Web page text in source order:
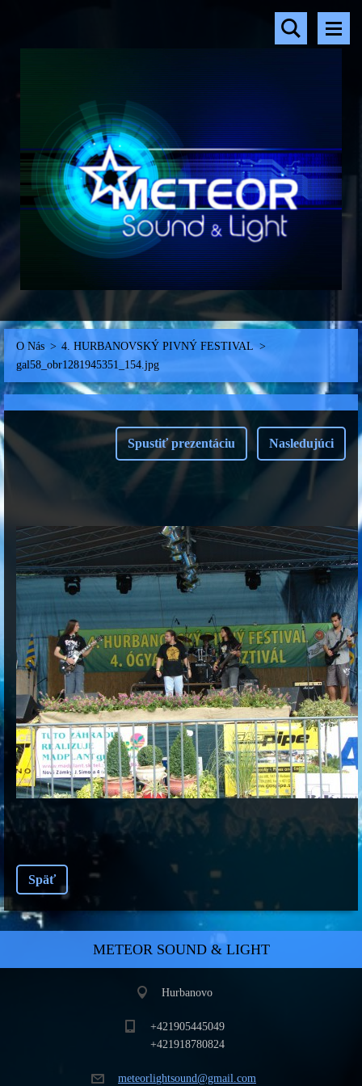
O Nás > 4. HURBANOVSKÝ PIVNÝ FESTIVAL >
gal58_obr1281945351_154.jpg
Spustiť prezentáciu Nasledujúci
Späť
METEOR SOUND & LIGHT
Hurbanovo
+421905445049
+421918780824
meteorlightsound@gmail.com